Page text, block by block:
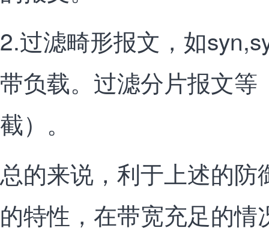
2.过滤畸形报文，如
带负载。过滤分片报文等
截）。
总的来说，利于上述的
的特性，在带宽充足的